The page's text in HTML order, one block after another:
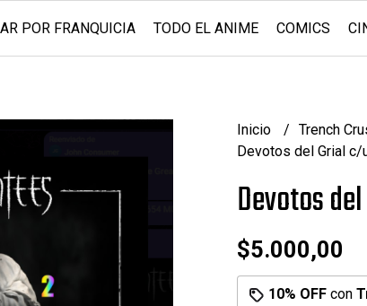
POR FRANQUICIA TODO EL ANIME COMICS
Inicio Trench
Devotos del Grial c/
Devotos
$5.000,00
10% OFFcon